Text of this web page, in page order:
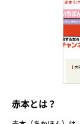
赤本とは？